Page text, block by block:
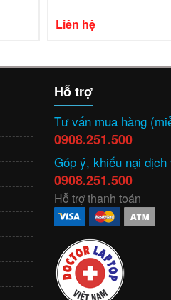
Liên hệ
Hỗ trợ
Tư vấn mua hàng
0908.251.500
Góp ý, khiếu nại dịch
0908.251.500
Hỗ trợ thanh toán